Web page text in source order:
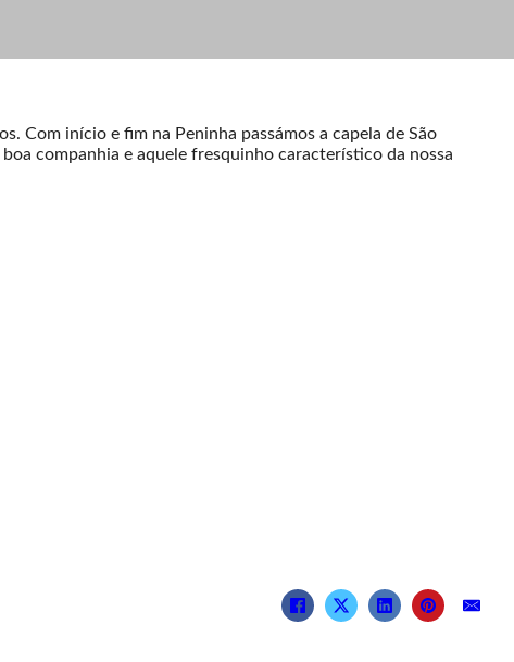
Com início e fim na Peninha passámos a capela de São
companhia e aquele fresquinho característico da nossa